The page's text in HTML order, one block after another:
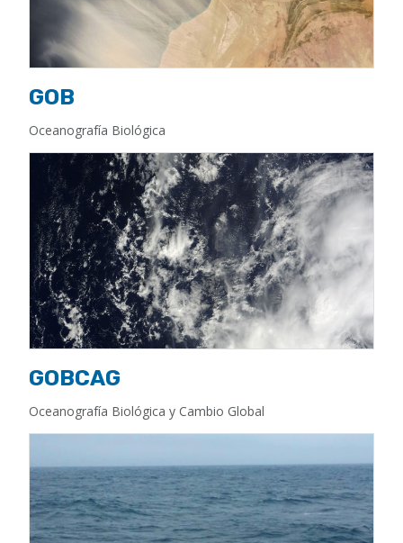
GOB
Oceanografía Biológica
GOBCAG
Oceanografía Biológica y Cambio Global